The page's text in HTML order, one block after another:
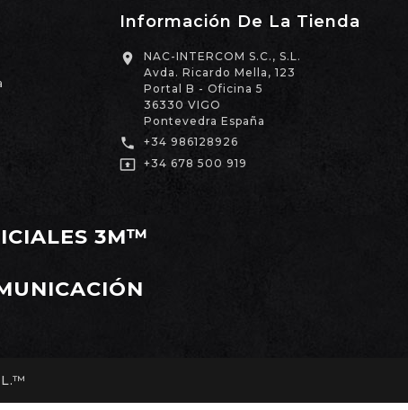
Información De La Tienda

NAC-INTERCOM S.C., S.L.
Avda. Ricardo Mella, 123
Portal B - Oficina 5
36330 VIGO
Pontevedra España
 +34 986128926
 +34 678 500 919
3M™